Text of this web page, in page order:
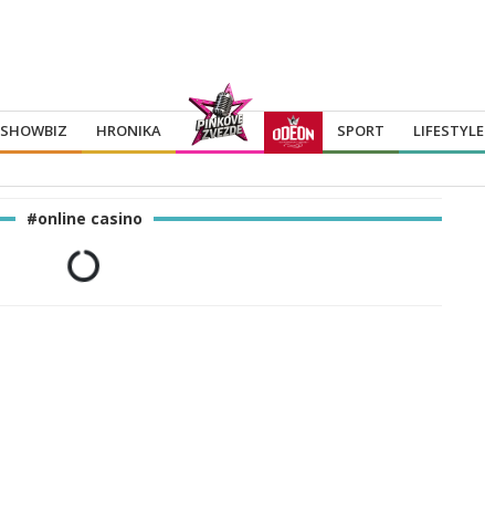
SHOWBIZ HRONIKA SPORT LIFESTYLE
#online casino